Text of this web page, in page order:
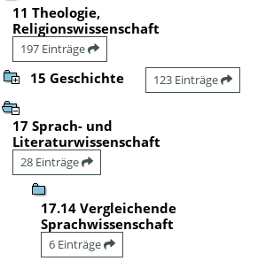
11 Theologie,
Religionswissenschaft
197 Einträge
15 Geschichte 123 Einträge
17 Sprach- und
Literaturwissenschaft
28 Einträge
17.14 Vergleichende
Sprachwissenschaft
6 Einträge